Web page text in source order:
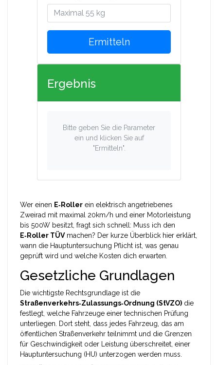
Ermitteln
Ergebnis
Bitte geben Sie die Parameter
ein und klicken Sie auf
"Ermitteln".
Wer einen E‑Roller ein elektrisch angetriebenes
Zweirad mit maximal 20km/h und einer Motorleistung
bis 500W besitzt, fragt sich schnell: Muss ich den
E‑Roller TÜVmachen? Der kurze Überblick hier erklärt,
wann die Hauptuntersuchung Pflicht ist, was genau
geprüft wird und welche Kosten dich erwarten.
Gesetzliche Grundlagen
Die wichtigste Rechtsgrundlage ist die
Straßenverkehrs‑Zulassungs‑Ordnung (StVZO) die
festlegt, welche Fahrzeuge einer technischen Prüfung
unterliegen . Dort steht, dass jedes Fahrzeug, das am
öffentlichen Straßenverkehr teilnimmt und die Grenzen
für Geschwindigkeit oder Leistung überschreitet, einer
Hauptuntersuchung (HU) unterzogen werden muss.